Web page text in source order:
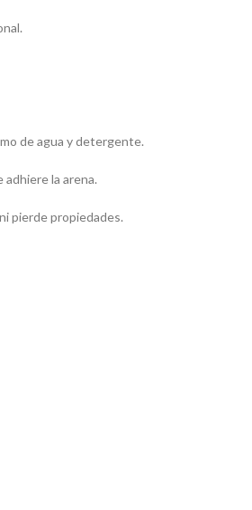
de agua y detergente.
adhiere la arena.
pierde propiedades.